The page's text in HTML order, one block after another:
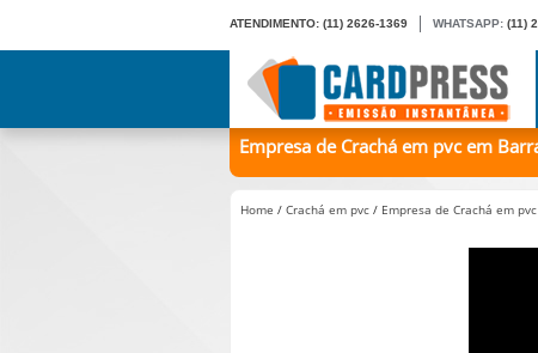
ATENDIMENTO: (11) 2626-1369 WHATSAPP: (11)
Empresa de Crachá em pvc em
Home / Crachá em pvc / Empresa de Crachá em